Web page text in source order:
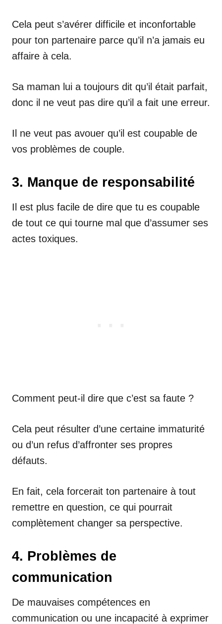
Cela peut s’avérer difficile et inconfortable
pour ton partenaire parce qu’il n’a jamais eu
affaire à cela.
Sa maman lui a toujours dit qu’il était parfait,
donc il ne veut pas dire qu’il a fait une erreur.
Il ne veut pas avouer qu’il est coupable de
vos problèmes de couple.
3. Manque de responsabilité
Il est plus facile de dire que tu es coupable
de tout ce qui tourne mal que d’assumer ses
actes toxiques.
Comment peut-il dire que c’est sa faute ?
Cela peut résulter d’une certaine immaturité
ou d’un refus d’affronter ses propres
défauts.
En fait, cela forcerait ton partenaire à tout
remettre en question, ce qui pourrait
complètement changer sa perspective.
4. Problèmes de
communication
De mauvaises compétences en
communication ou une incapacité à exprimer